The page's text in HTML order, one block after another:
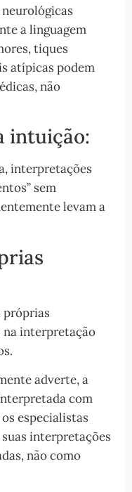
a linguagem
tiques
atípicas podem
não
intuição:
interpretações
sem
levam a
próprias
na interpretação
adverte, a
com
especialistas
interpretações
não como